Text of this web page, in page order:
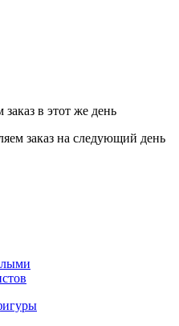
заказ в этот же день
заказ на следующий день